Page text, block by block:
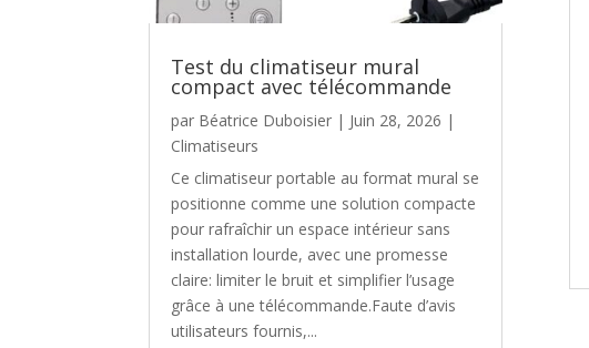
Test du climatiseur mural
compact avec télécommande
par Béatrice Duboisier | Juin 28, 2026 |
Climatiseurs
Ce climatiseur portable au format mural se
positionne comme une solution compacte
pour rafraîchir un espace intérieur sans
installation lourde, avec une promesse
claire: limiter le bruit et simplifier l’usage
grâce à une télécommande.Faute d’avis
utilisateurs fournis,...